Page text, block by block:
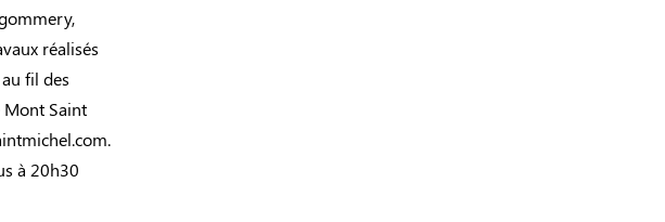
réalisés
fil des
Mont Saint
à 20h30